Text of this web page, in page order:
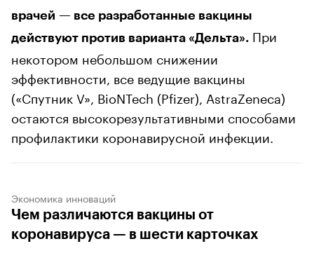
врачей — все разработанные вакцины
действуют против варианта «Дельта». При
некотором небольшом снижении
эффективности, все ведущие вакцины
(«Спутник V», BioNTech (Pfizer), AstraZeneca)
остаются высокорезультативными способами
профилактики коронавирусной инфекции.
Экономика инноваций
Чем различаются вакцины от
коронавируса — в шести карточках